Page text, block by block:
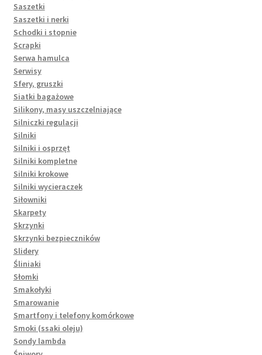
Saszetki
Saszetki i nerki
Schodki i stopnie
Scrapki
Serwa hamulca
Serwisy
Sfery, gruszki
Siatki bagażowe
Silikony, masy uszczelniające
Silniczki regulacji
Silniki
Silniki i osprzęt
Silniki kompletne
Silniki krokowe
Silniki wycieraczek
Siłowniki
Skarpety
Skrzynki
Skrzynki bezpieczników
Slidery
Śliniaki
Słomki
Smakołyki
Smarowanie
Smartfony i telefony komórkowe
Smoki (ssaki oleju)
Sondy lambda